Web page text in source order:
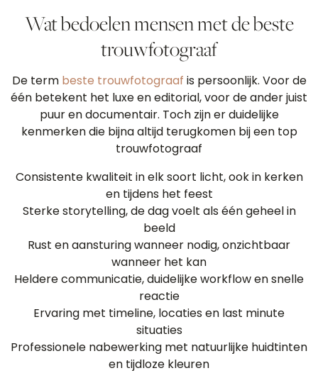
Wat bedoelen mensen met de beste
trouwfotograaf
De term beste trouwfotograaf is persoonlijk. Voor de
één betekent het luxe en editorial, voor de ander juist
puur en documentair. Toch zijn er duidelijke
kenmerken die bijna altijd terugkomen bij een top
trouwfotograaf
Consistente kwaliteit in elk soort licht, ook in kerken
en tijdens het feest
Sterke storytelling, de dag voelt als één geheel in
beeld
Rust en aansturing wanneer nodig, onzichtbaar
wanneer het kan
Heldere communicatie, duidelijke workflow en snelle
reactie
Ervaring met timeline, locaties en last minute
situaties
Professionele nabewerking met natuurlijke huidtinten
en tijdloze kleuren